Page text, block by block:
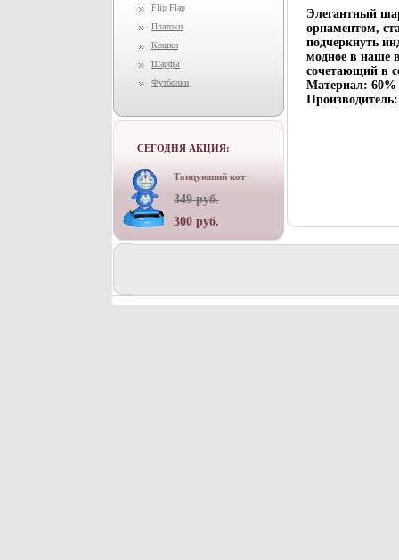
Flip Flap
Платоки
Кошки
Шарфы
Футболки
СЕГОДНЯ АКЦИЯ:
Танцуюший кот
349 руб.
300 руб.
Элегантный
орнаментом,
подчеркнуть
модное в наше
сочетающий в
Материал: 60%